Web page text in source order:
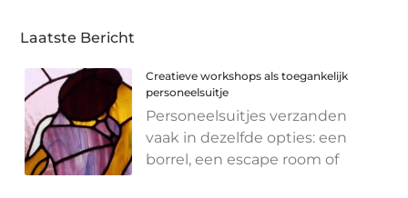
Laatste Bericht
Creatieve workshops als toegankelijk
personeelsuitje
Personeelsuitjes verzanden
vaak in dezelfde opties: een
borrel, een escape room of